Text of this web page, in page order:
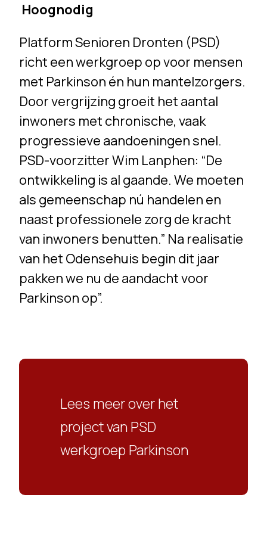
Hoognodig
Platform Senioren Dronten (PSD)
richt een werkgroep op voor mensen
met Parkinson én hun mantelzorgers.
Door vergrijzing groeit het aantal
inwoners met chronische, vaak
progressieve aandoeningen snel.
PSD-voorzitter Wim Lanphen: “De
ontwikkeling is al gaande. We moeten
als gemeenschap nú handelen en
naast professionele zorg de kracht
van inwoners benutten.” Na realisatie
van het Odensehuis begin dit jaar
pakken we nu de aandacht voor
Parkinson op”.
Lees meer over het
project van PSD
werkgroep Parkinson